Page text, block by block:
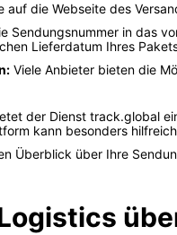
auf die Webseite des
Sendungsnummer in das
Lieferdatum Ihres
Viele Anbieter bieten die
der Dienst track.global
kann besonders
Überblick über Ihre